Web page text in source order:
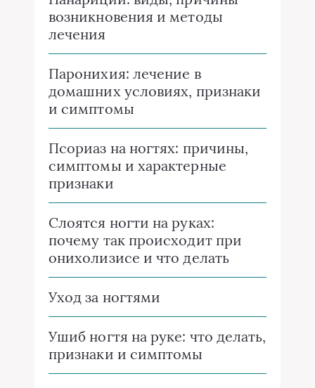
возникновения и методы
лечения
Паронихия: лечение в
домашних условиях, признаки
и симптомы
Псориаз на ногтях: причины,
симптомы и характерные
признаки
Слоятся ногти на руках:
почему так происходит при
онихолизисе и что делать
Уход за ногтями
Ушиб ногтя на руке: что делать,
признаки и симптомы